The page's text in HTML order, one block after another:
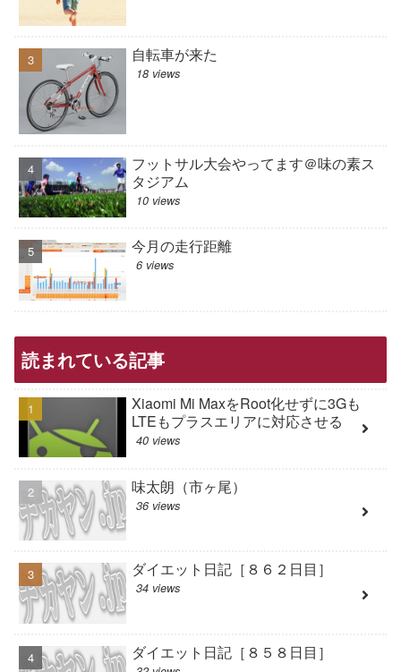
自転車が来た
18 views
フットサル大会やってます＠味の素ス
タジアム
10 views
今月の走行距離
6 views
読まれている記事
Xiaomi Mi MaxをRoot化せずに3Gも
LTEもプラスエリアに対応させる
40 views
味太朗（市ヶ尾）
36 views
ダイエット日記［８６２日目］
34 views
ダイエット日記［８５８日目］